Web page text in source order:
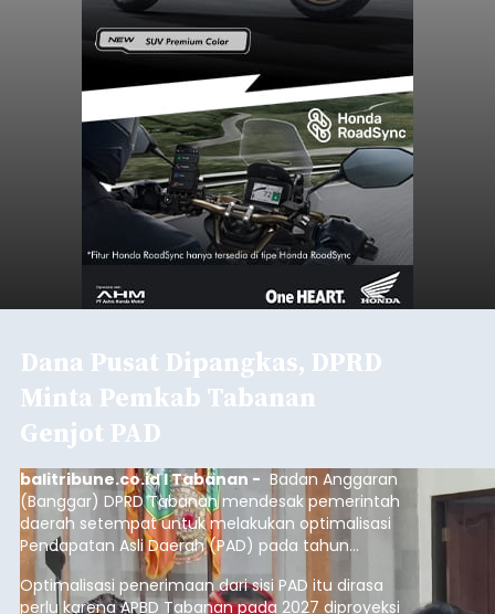
Dana Pusat Dipangkas, DPRD
Minta Pemkab Tabanan
Genjot PAD
balitribune.co.id I Tabanan - Badan Anggaran
(Banggar) DPRD Tabanan mendesak pemerintah
daerah setempat untuk melakukan optimalisasi
Pendapatan Asli Daerah (PAD) pada tahun
anggaran 2027.
Optimalisasi penerimaan dari sisi PAD itu dirasa
perlu karena APBD Tabanan pada 2027 diproyeksi